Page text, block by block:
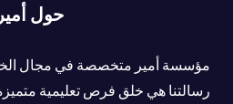
حول أمير
مؤسسة أمير متخصصة في مجال
رسالتنا هي خلق فرص تعليمية